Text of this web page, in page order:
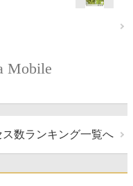
Mobile
ス数ランキング一覧へ